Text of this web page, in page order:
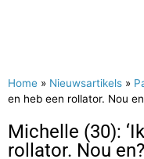
Home » Nieuwsartikels »
en heb een rollator. Nou
Michelle (30):
rollator. Nou